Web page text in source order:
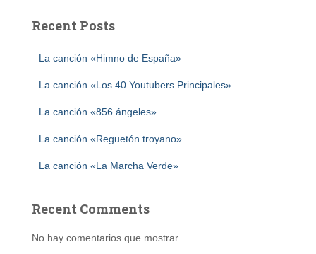
Recent Posts
La canción «Himno de España»
La canción «Los 40 Youtubers Principales»
La canción «856 ángeles»
La canción «Reguetón troyano»
La canción «La Marcha Verde»
Recent Comments
No hay comentarios que mostrar.